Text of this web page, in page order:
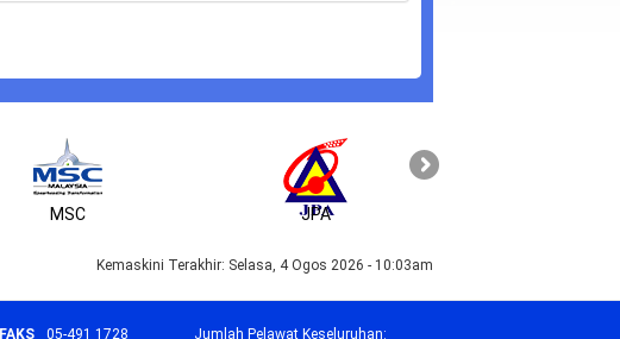
MSC JPA
Kemaskini Terakhir: Selasa, 4 Ogos 2026 - 10:03am
FAKS 05-491 1728 Jumlah Pelawat Keseluruhan: